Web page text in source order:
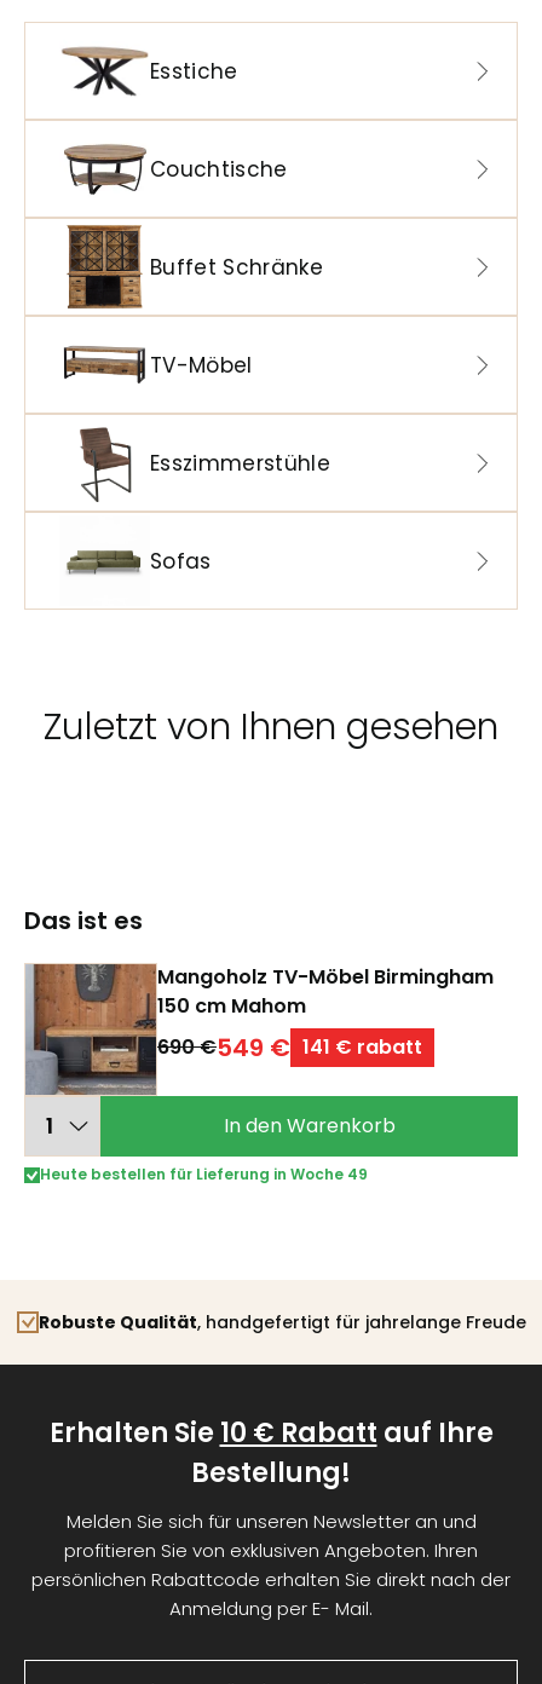
Esstiche
Couchtische
Buffet Schränke
TV-Möbel
Esszimmerstühle
Sofas
Zuletzt von Ihnen gesehen
Das ist es
Mangoholz TV-Möbel Birmingham
150 cm Mahom
690 €549 € 141 € rabatt
In den Warenkorb
Heute bestellen für Lieferung in Woche 49
Robuste Qualität, handgefertigt für jahrelange Freude
Erhalten Sie 10 € Rabatt auf Ihre
Bestellung!
Melden Sie sich für unseren Newsletter an und
profitieren Sie von exklusiven Angeboten. Ihren
persönlichen Rabattcode erhalten Sie direkt nach der
Anmeldung per E- Mail.